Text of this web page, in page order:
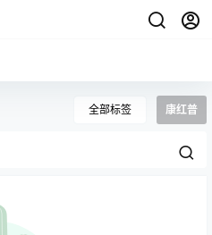
全部标签 康红普